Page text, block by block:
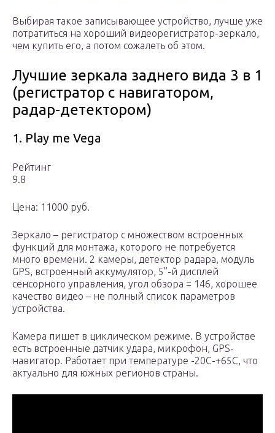
Выбирая такое записывающее устройство, лучше уже
потратиться на хороший видеорегистратор-зеркало,
чем купить его, а потом сожалеть об этом.
Лучшие зеркала заднего вида 3 в 1
(регистратор с навигатором,
радар-детектором)
1. Play me Vega
Рейтинг
9.8
Цена: 11000 руб.
Зеркало – регистратор с множеством встроенных
функций для монтажа, которого не потребуется
много времени. 2 камеры, детектор радара, модуль
GPS, встроенный аккумулятор, 5”-й дисплей
сенсорного управления, угол обзора = 146, хорошее
качество видео – не полный список параметров
устройства.
Камера пишет в циклическом режиме. В устройстве
есть встроенные датчик удара, микрофон, GPS-
навигатор. Работает при температуре -20С-+65С, что
актуально для южных регионов страны.